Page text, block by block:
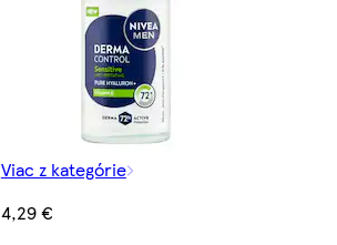
Viac z kategórie
4,29 €